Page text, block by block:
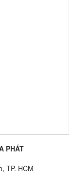
PHÁT
TP. HCM